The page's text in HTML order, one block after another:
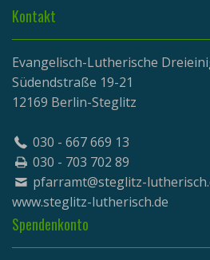
Kontakt
Evangelisch-Lutherische
Südendstraße 19-21
12169 Berlin-Steglitz
030 - 667 669 13
030 - 703 702 89
pfarramt@steglitz-
www.steglitz-lutherisch.de
Spendenkonto